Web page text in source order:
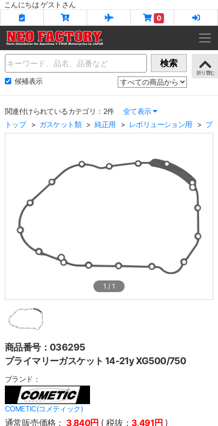
こんにちは ゲストさん
0
Name 検索
候補表示
関連付けられているカテゴリ：2件
全て表示
トップ
ガスケット類 純正用 レボリューション用 プ
1 / 1
商品番号：036295
プライマリーガスケット 14-21y XG500/750
ブランド：
COMETIC(コメティック)
通常販売価格： 3,840円 ( 税抜： 3,491円 )